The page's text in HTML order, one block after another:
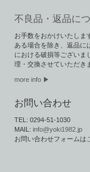
不良品・返品に
お手数をおかけいたしま
ある場合を除き、返品に
における破損等ございま
理・交換させていただき
more info ▶
お問い合わせ
TEL: 0294-51-1030
MAIL:info@yoki1982.jp
お問い合わせフォームは